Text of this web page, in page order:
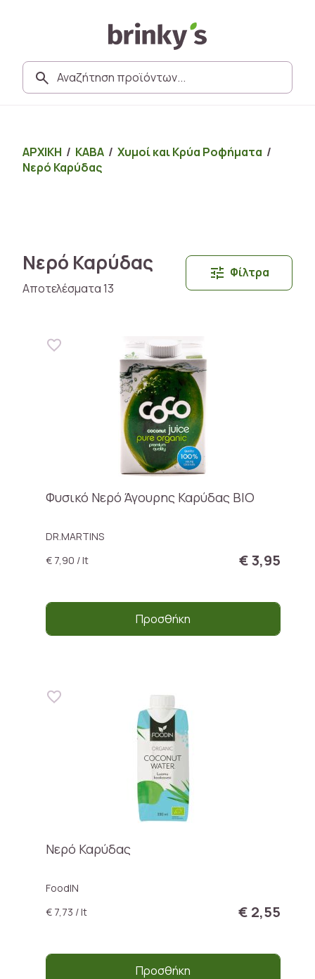
ΑΡΧΙΚΗ / ΚΑΒΑ / Χυμοί και Κρύα Ροφήματα /
Νερό Καρύδας
Νερό Καρύδας
Αποτελέσματα 13
Φίλτρα
Φυσικό Νερό Άγουρης Καρύδας ΒΙΟ
DR.MARTINS
€ 7,90 / lt
€ 3,95
Προσθήκη
Νερό Καρύδας
FoodIN
€ 7,73 / lt
€ 2,55
Προσθήκη